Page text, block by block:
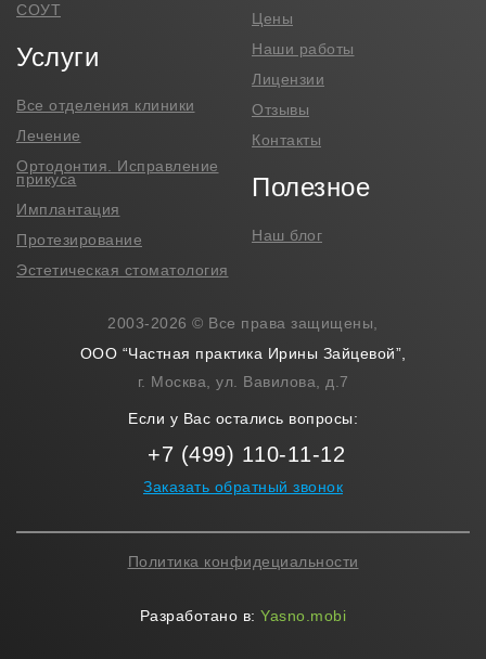
СОУТ
Услуги
Все отделения клиники
Лечение
Ортодонтия. Исправление
прикуса
Имплантация
Протезирование
Эстетическая стоматология
Цены
Наши работы
Лицензии
Отзывы
Контакты
Полезное
Наш блог
2003-2026 © Все права защищены,
ООО “Частная практика Ирины Зайцевой”,
г. Москва, ул. Вавилова, д.7
Если у Вас остались вопросы:
+7 (499) 110-11-12
Заказать обратный звонок
Политика конфидециальности
Разработано в:Yasno.mobi